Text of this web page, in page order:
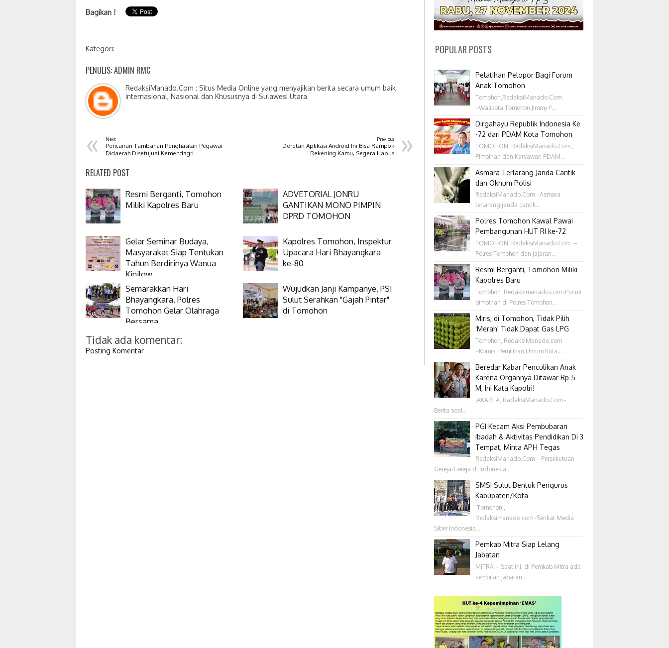
Bagikan !
Kategori:
PENULIS: ADMIN RMC
RedaksiManado.Com : Situs Media Online yang menyajikan berita secara umum baik
Internasional, Nasional dan Khususnya di Sulawesi Utara
« Next
Pencairan Tambahan Penghasilan Pegawai
Didaerah Disetujuai Kemendagri
»
Previous
Deretan Aplikasi Android Ini Bisa Rampok
Rekening Kamu, Segera Hapus
RELATED POST
Resmi Berganti, Tomohon
Miliki Kapolres Baru
ADVETORIAL JONRU
GANTIKAN MONO PIMPIN
DPRD TOMOHON
Gelar Seminar Budaya,
Masyarakat Siap Tentukan
Tahun Berdirinya Wanua
Kinilow
Kapolres Tomohon, Inspektur
Upacara Hari Bhayangkara
ke-80
Semarakkan Hari
Bhayangkara, Polres
Tomohon Gelar Olahraga
Bersama
Wujudkan Janji Kampanye, PSI
Sulut Serahkan "Gajah Pintar"
di Tomohon
Tidak ada komentar:
Posting Komentar
POPULAR POSTS
Pelatihan Pelopor Bagi Forum
Anak Tomohon
Tomohon,RedaksiManado.Com
~Walikota Tomohon Jimmy F...
Dirgahayu Republik Indonesia Ke
-72 dari PDAM Kota Tomohon
TOMOHON, RedaksiManado.Com ,
Pimpinan dan Karyawan PDAM...
Asmara Terlarang Janda Cantik
dan Oknum Polisi
RedaksiManado.Com - Asmara
terlarang janda cantik...
Polres Tomohon Kawal Pawai
Pembangunan HUT RI ke-72
TOMOHON, RedaksiManado.Com –
Polres Tomohon dan jajaran...
Resmi Berganti, Tomohon Miliki
Kapolres Baru
Tomohon ,Redaksimanado.com~Pucuk
pimpinan di Polres Tomohon...
Miris, di Tomohon, Tidak Pilih
'Merah' Tidak Dapat Gas LPG
Tomohon, RedaksiManado.com
~Komisi Pemilihan Umum Kota...
Beredar Kabar Penculikan Anak
Karena Organnya Ditawar Rp 5
M, Ini Kata Kapolri!
JAKARTA, RadaksiManado.Com -
Berita soal...
PGI Kecam Aksi Pembubaran
Ibadah & Aktivitas Pendidikan Di 3
Tempat, Minta APH Tegas
RedaksiManado.Com - Persekutuan
Gereja-Gereja di Indonesia...
SMSI Sulut Bentuk Pengurus
Kabupaten/Kota
‎ Tomohon ,
Redaksimanado.com~Serikat Media
Siber Indonesia...
Pemkab Mitra Siap Lelang
Jabatan
MITRA – Saat ini, di Pemkab Mitra ada
sembilan jabatan...